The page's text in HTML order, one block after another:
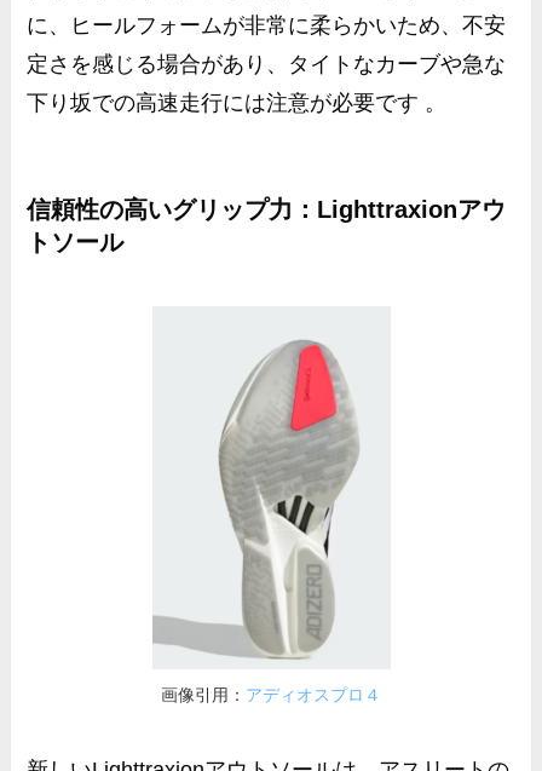
に、ヒールフォームが非常に柔らかいため、不安
定さを感じる場合があり、タイトなカーブや急な
下り坂での高速走行には注意が必要です 。
信頼性の高いグリップ力：Lighttraxionアウ
トソール
画像引用： アディオスプロ４